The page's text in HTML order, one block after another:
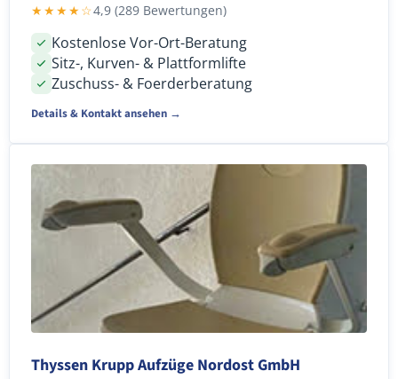
★★★★☆4,9 (289 Bewertungen)
Kostenlose Vor-Ort-Beratung
Sitz-, Kurven- & Plattformlifte
Zuschuss- & Foerderberatung
Details & Kontakt ansehen →
Thyssen Krupp Aufzüge Nordost GmbH